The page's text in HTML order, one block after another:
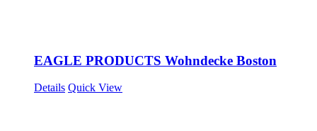
EAGLE PRODUCTS Wohndecke Boston
Details Quick View